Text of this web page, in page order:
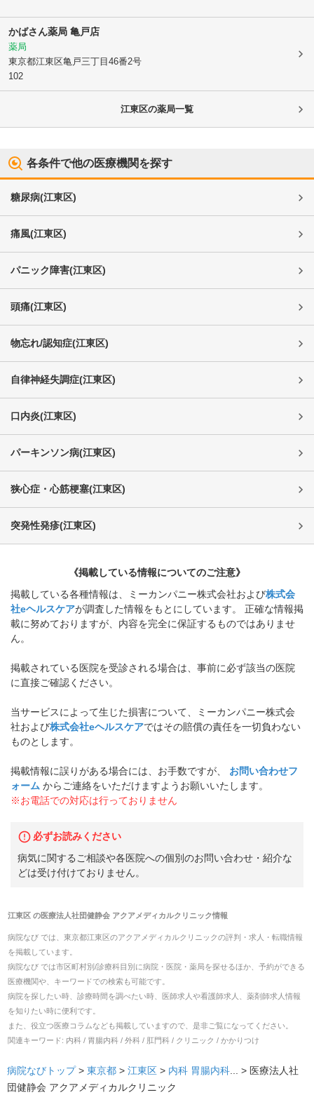
かばさん薬局 亀戸店
薬局
東京都江東区亀戸三丁目46番2号
102
江東区の薬局一覧
各条件で他の医療機関を探す
糖尿病(江東区)
痛風(江東区)
パニック障害(江東区)
頭痛(江東区)
物忘れ/認知症(江東区)
自律神経失調症(江東区)
口内炎(江東区)
パーキンソン病(江東区)
狭心症・心筋梗塞(江東区)
突発性発疹(江東区)
《掲載している情報についてのご注意》
掲載している各種情報は、ミーカンパニー株式会社および株式会
社eヘルスケアが調査した情報をもとにしています。 正確な情報掲
載に努めておりますが、内容を完全に保証するものではありませ
ん。
掲載されている医院を受診される場合は、事前に必ず該当の医院
に直接ご確認ください。
当サービスによって生じた損害について、ミーカンパニー株式会
社および株式会社eヘルスケアではその賠償の責任を一切負わない
ものとします。
掲載情報に誤りがある場合には、お手数ですが、
お問い合わせフ
ォーム からご連絡をいただけますようお願いいたします。
※お電話での対応は行っておりません
必ずお読みください
病気に関するご相談や各医院への個別のお問い合わせ・紹介な
どは受け付けておりません。
江東区の医療法人社団健静会 アクアメディカルクリニック情報
病院なび では、 東京都江東区のアクアメディカルクリニックの評判・求人・転職情報
を掲載しています。
病院なび では市区町村別/診療科目別に病院・医院・薬局を探せるほか、予約ができる
医療機関や、キーワードでの検索も可能です。
病院を探したい時、診療時間を調べたい時、医師求人や看護師求人、薬剤師求人情報
を知りたい時に便利です。
また、役立つ医療コラムなども掲載していますので、是非ご覧になってください。
関連キーワード: 内科 / 胃腸内科 / 外科 / 肛門科 / クリニック / かかりつけ
病院なびトップ > 東京都 > 江東区 > 内科 胃腸内科... > 医療法人社
団健静会 アクアメディカルクリニック